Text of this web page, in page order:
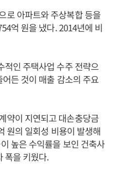
로 아파트와 주상복합 등을
억 원을 냈다. 2014년에 비
적인 주택사업 수주 전략으
든 것이 매출 감소의 주요
약이 지연되고 대손충당금
원의 일회성 비용이 발생해
높은 수익률을 보인 건축사
폭을 키웠다.